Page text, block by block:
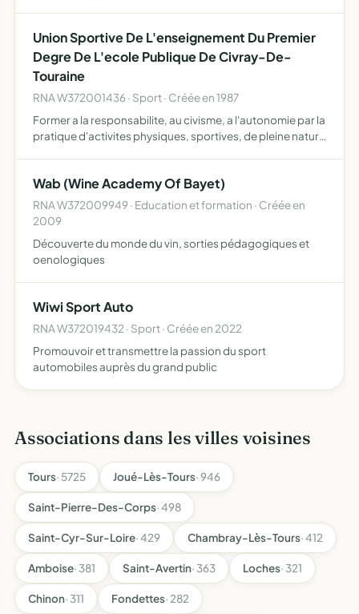
Union Sportive De L'enseignement Du Premier
Degre De L'ecole Publique De Civray-De-
Touraine
RNA W372001436 · Sport · Créée en 1987
Former a la responsabilite, au civisme, a l'autonomie par la
pratique d'activites physiques, sportives, de pleine nature
Wab (Wine Academy Of Bayet)
RNA W372009949 · Education et formation · Créée en
2009
Découverte du monde du vin, sorties pédagogiques et
oenologiques
Wiwi Sport Auto
RNA W372019432 · Sport · Créée en 2022
Promouvoir et transmettre la passion du sport
automobiles auprès du grand public
Associations dans les villes voisines
Tours· 5725 Joué-Lès-Tours· 946
Saint-Pierre-Des-Corps· 498
Saint-Cyr-Sur-Loire· 429 Chambray-Lès-Tours· 412
Amboise· 381 Saint-Avertin· 363 Loches· 321
Chinon· 311 Fondettes· 282